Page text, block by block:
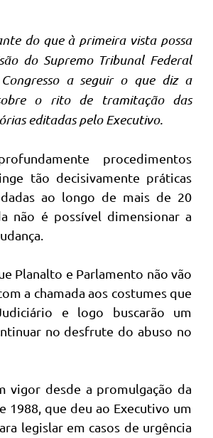
do que à primeira vista possa
do Supremo Tribunal Federal
a seguir o que diz a
o rito de tramitação das
editadas pelo Executivo.
procedimentos
tão decisivamente práticas
ao longo de mais de 20
não é possível dimensionar a
Planalto e Parlamento não vão
a chamada aos costumes que
e logo buscarão um
no desfrute do abuso no
vigor desde a promulgação da
1988, que deu ao Executivo um
legislar em casos de urgência